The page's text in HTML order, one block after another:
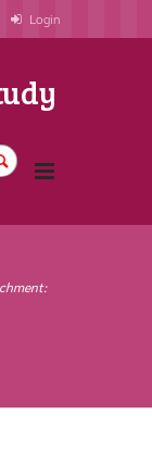
Login